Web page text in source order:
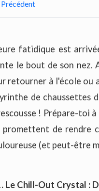
Précédent
fatidique est
le bout de son nez.
retourner à l'école ou
de chaussettes
! Prépare-toi
promettent de rendre
(et peut-être
Le Chill-Out Crystal :